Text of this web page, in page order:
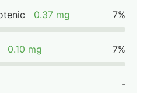
0.37 mg 7%
0.10 mg 7%
-